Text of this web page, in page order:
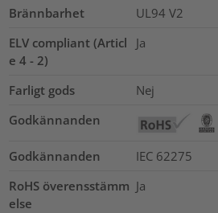
Brännbarhet
UL94 V2
ELV compliant (Articl
e 4 - 2)
Ja
Farligt gods
Nej
Godkännanden
Godkännanden
IEC 62275
RoHS överensstämm
else
Ja